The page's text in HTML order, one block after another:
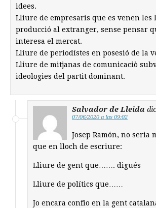
idees.
Lliure de empresaris que es venen les
producció al extranger, sense pensar
interesa el mercat.
Lliure de periodístes en posesió de la
Lliure de mitjanas de comunicaciò
ideologies del partit dominant.
Salvador de Lleida
07/06/2020 a las 09:02
Josep Ramón, no seria
que en lloch de escriure:
Lliure de gent que……. digués
Lliure de polítics que……
Jo encara confio en la gent